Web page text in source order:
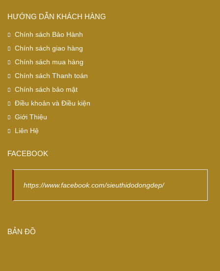
HƯỚNG DẪN KHÁCH HÀNG
Chính sách Bảo Hành
Chính sách giao hàng
Chính sách mua hàng
Chính sách Thanh toán
Chính sách bảo mật
Điều khoản và Điều kiện
Giới Thiệu
Liên Hệ
FACEBOOK
https://www.facebook.com/sieuthidodongdep/
BẢN ĐỒ